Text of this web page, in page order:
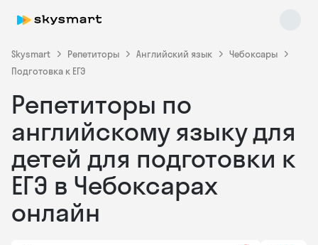
Skysmart Репетиторы Английский язык
Чебоксары
Подготовка к ЕГЭ
Репетиторы по
английскому языку для
детей для подготовки к
ЕГЭ в Чебоксарах
онлайн
Skysmart Chat